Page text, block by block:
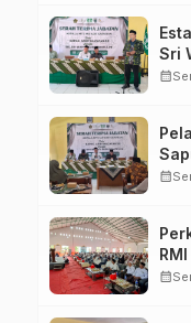
Sri
calendar_month
calendar_month
di
calendar_month